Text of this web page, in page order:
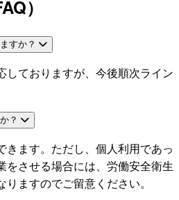
）
すか？
しておりますが、今後順次ライン
？
きます。ただし、個人利用であっ
をさせる場合には、労働安全衛生
ますのでご留意ください。